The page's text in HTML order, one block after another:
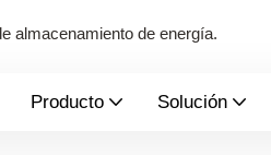
almacenamiento de energía.
Producto Solución